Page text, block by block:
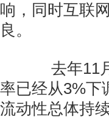
响，同时互联
良。
去年11月
率已经从3%下
流动性总体持